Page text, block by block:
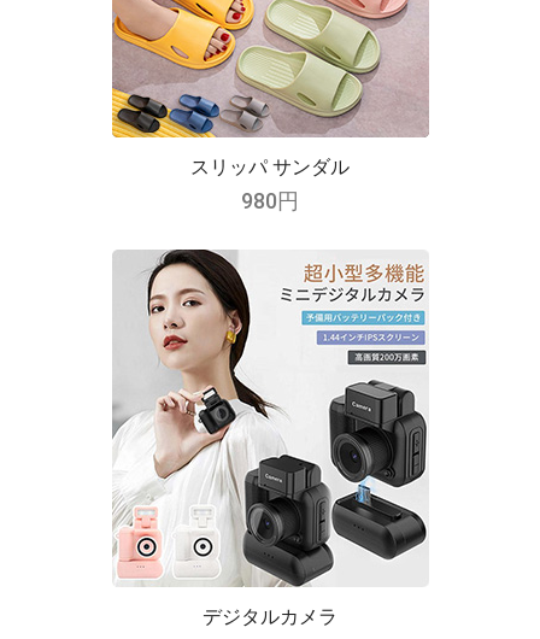
スリッパ サンダル
980円
デジタルカメラ